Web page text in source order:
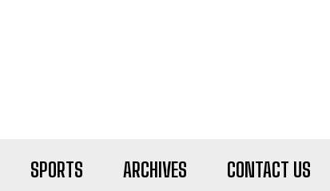
SPORTS ARCHIVES CONTACT US